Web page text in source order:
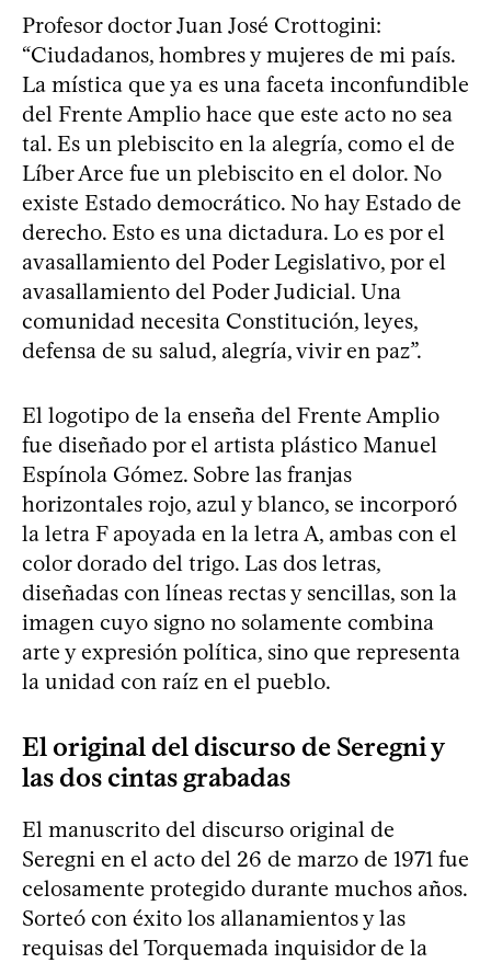
Profesor doctor Juan José Crottogini:
“Ciudadanos, hombres y mujeres de mi país.
La mística que ya es una faceta inconfundible
del Frente Amplio hace que este acto no sea
tal. Es un plebiscito en la alegría, como el de
Líber Arce fue un plebiscito en el dolor. No
existe Estado democrático. No hay Estado de
derecho. Esto es una dictadura. Lo es por el
avasallamiento del Poder Legislativo, por el
avasallamiento del Poder Judicial. Una
comunidad necesita Constitución, leyes,
defensa de su salud, alegría, vivir en paz”.
El logotipo de la enseña del Frente Amplio
fue diseñado por el artista plástico Manuel
Espínola Gómez. Sobre las franjas
horizontales rojo, azul y blanco, se incorporó
la letra F apoyada en la letra A, ambas con el
color dorado del trigo. Las dos letras,
diseñadas con líneas rectas y sencillas, son la
imagen cuyo signo no solamente combina
arte y expresión política, sino que representa
la unidad con raíz en el pueblo.
El original del discurso de Seregni y
las dos cintas grabadas
El manuscrito del discurso original de
Seregni en el acto del 26 de marzo de 1971 fue
celosamente protegido durante muchos años.
Sorteó con éxito los allanamientos y las
requisas del Torquemada inquisidor de la